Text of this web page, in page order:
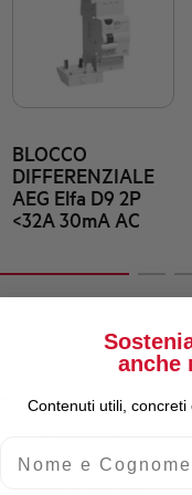
BLOCCO
DIFFERENZIALE
AEG Elfa D9 2P
<32A 30mA AC
anche
Contenuti utili,